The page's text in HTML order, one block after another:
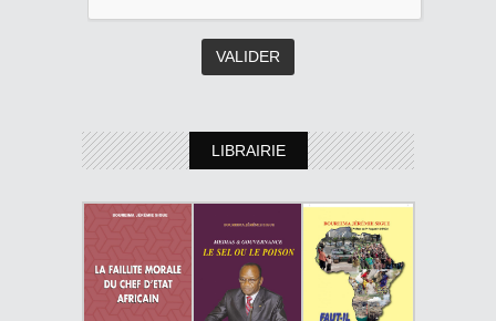
LIBRAIRIE